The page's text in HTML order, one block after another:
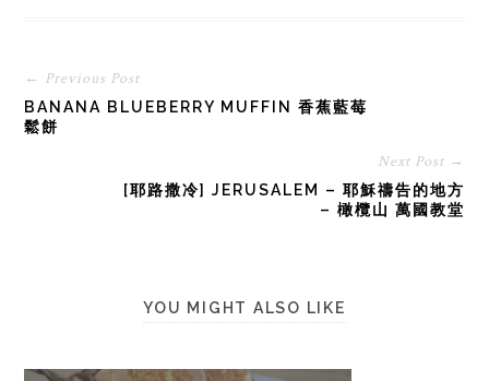
← Previous Post
BANANA BLUEBERRY MUFFIN 香蕉藍莓
鬆餅
Next Post →
[耶路撒冷] JERUSALEM – 耶穌禱告的地方
– 橄欖山 萬國教堂
YOU MIGHT ALSO LIKE